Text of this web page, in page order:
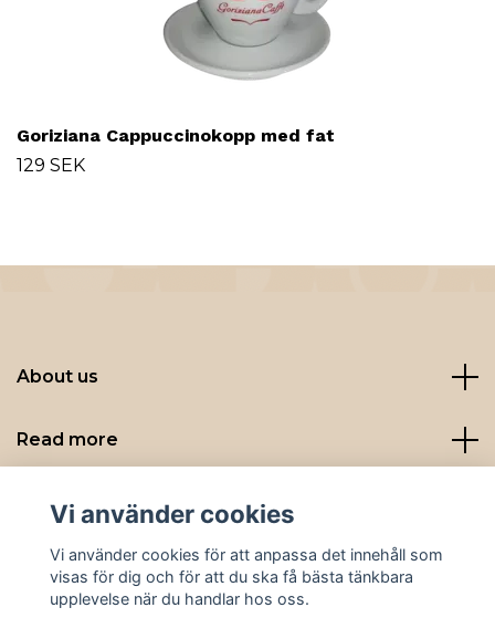
Goriziana Cappuccinokopp med fat
129 SEK
About us
Read more
Sociala medier
Vi använder cookies
Vi använder cookies för att anpassa det innehåll som
visas för dig och för att du ska få bästa tänkbara
upplevelse när du handlar hos oss.